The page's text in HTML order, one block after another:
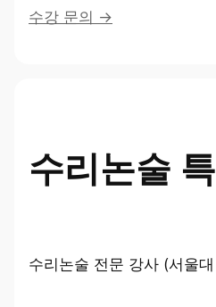
수강 문의 →
수리논술
수리논술 전문 강사 (서울